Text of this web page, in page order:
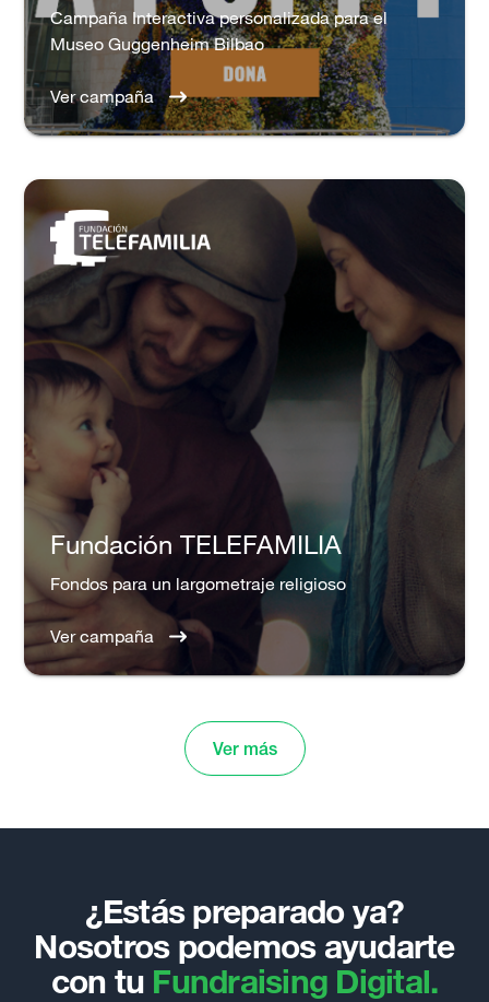
Campaña Interactiva personalizada para el
Museo Guggenheim Bilbao
Ver campaña
Fundación TELEFAMILIA
Fondos para un largometraje religioso
Ver campaña
Ver más
¿Estás preparado ya?
Nosotros podemos ayudarte
con tu Fundraising Digital.